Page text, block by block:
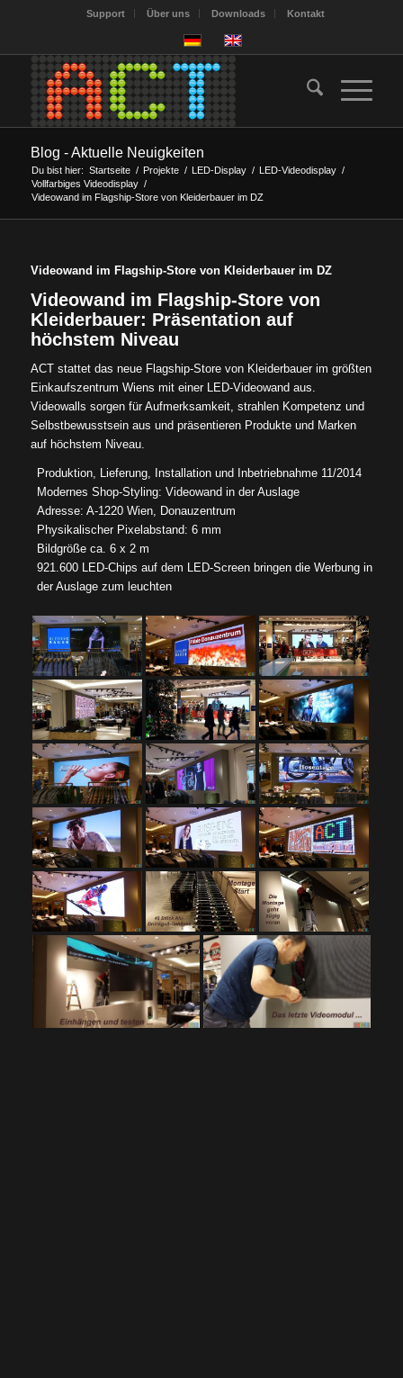
Support Über uns Downloads Kontakt
Blog - Aktuelle Neuigkeiten
Du bist hier: Startseite / Projekte / LED-Display / LED-Videodisplay /
Vollfarbiges Videodisplay /
Videowand im Flagship-Store von Kleiderbauer im DZ
Videowand im Flagship-Store von Kleiderbauer im DZ
Videowand im Flagship-Store von
Kleiderbauer: Präsentation auf
höchstem Niveau
ACT stattet das neue Flagship-Store von Kleiderbauer im größten
Einkaufszentrum Wiens mit einer LED-Videowand aus.
Videowalls sorgen für Aufmerksamkeit, strahlen Kompetenz und
Selbstbewusstsein aus und präsentieren Produkte und Marken
auf höchstem Niveau.
Produktion, Lieferung, Installation und Inbetriebnahme 11/2014
Modernes Shop-Styling: Videowand in der Auslage
Adresse: A-1220 Wien, Donauzentrum
Physikalischer Pixelabstand: 6 mm
Bildgröße ca. 6 x 2 m
921.600 LED-Chips auf dem LED-Screen bringen die Werbung in
der Auslage zum leuchten